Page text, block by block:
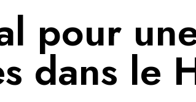
pour
dans le